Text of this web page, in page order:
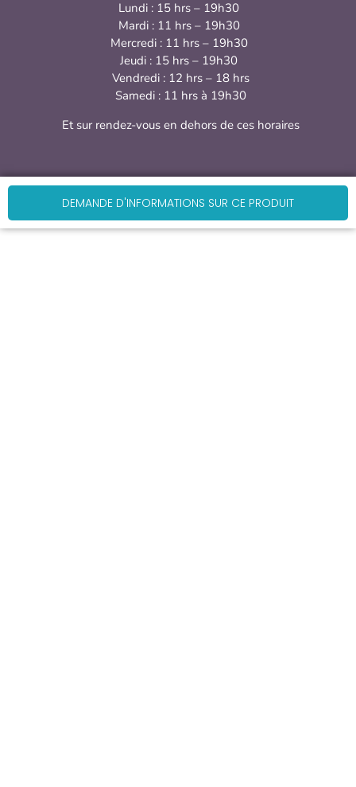
Lundi : 15 hrs – 19h30
Mardi : 11 hrs – 19h30
Mercredi : 11 hrs – 19h30
Jeudi : 15 hrs – 19h30
Vendredi : 12 hrs – 18 hrs
Samedi : 11 hrs à 19h30
Et sur rendez-vous en dehors de ces horaires
DEMANDE D'INFORMATIONS SUR CE PRODUIT